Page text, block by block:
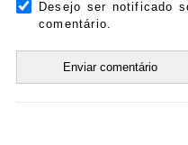
Desejo ser notificado
comentário.